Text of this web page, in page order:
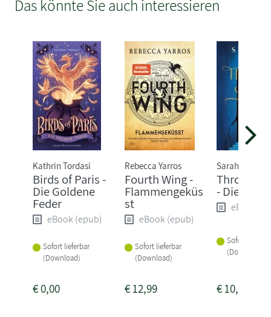
Das könnte Sie auch interessieren
Kathrin Tordasi
Birds of Paris -
Die Goldene
Feder
eBook (epub)
Sofort lieferbar
(Download)
€0,00
Rebecca Yarros
Fourth Wing -
Flammengeküs
st
eBook (epub)
Sofort lieferbar
(Download)
€12,99
Sarah J. Maas
Throne of
- Die
eBook
Sofort
(Download)
€10,99